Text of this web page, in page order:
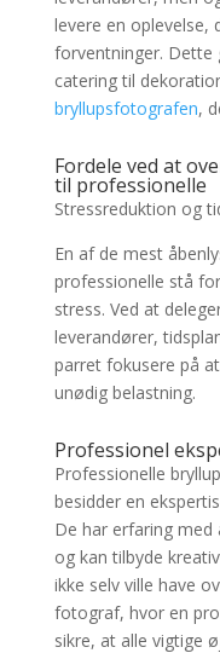
levere en oplevelse,
forventninger.
catering til
bryllupsfotografen,
Fordele ved at
til professionelle
Stressreduktion og
En af de mest
professionelle stå
stress. Ved at
leverandører,
parret fokusere på
unødig belastning.
Professionel
Professionelle
besidder en
De har erfaring
og kan tilbyde
ikke selv ville have
fotograf, hvor en
sikre, at alle vigtige